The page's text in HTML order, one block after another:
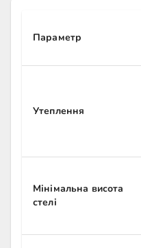
Параметр
Утеплення
Мінімальна висота
стелі